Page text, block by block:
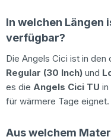
In welchen Längen
verfügbar?
Die Angels Cici ist in den
Regular (30 Inch) und
es die Angels Cici TU in
für wärmere Tage eignet.
Aus welchem